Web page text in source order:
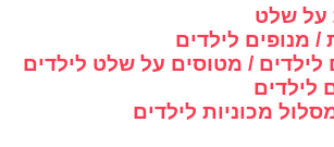
על שלט
/ מנופים לילדים
לילדים / מטוסים על שלט לילדים
לילדים
מכוניות לילדים